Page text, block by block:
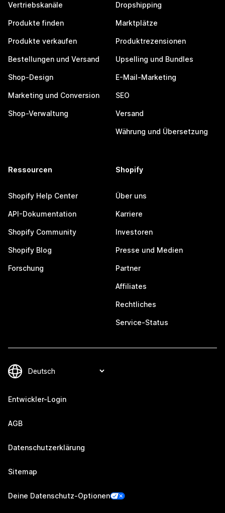
Vertriebskanäle
Produkte finden
Produkte verkaufen
Bestellungen und Versand
Shop-Design
Marketing und Conversion
Shop-Verwaltung
Dropshipping
Marktplätze
Produktrezensionen
Upselling und Bundles
E-Mail-Marketing
SEO
Versand
Währung und Übersetzung
Ressourcen
Shopify Help Center
API-Dokumentation
Shopify Community
Shopify Blog
Forschung
Shopify
Über uns
Karriere
Investoren
Presse und Medien
Partner
Affiliates
Rechtliches
Service-Status
Entwickler-Login
AGB
Datenschutzerklärung
Sitemap
Deine Datenschutz-Optionen